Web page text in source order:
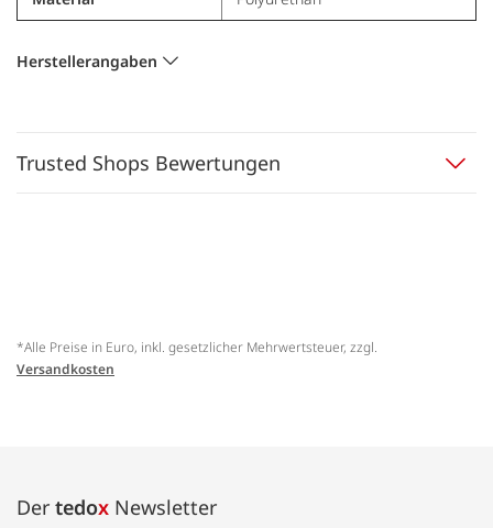
Herstellerangaben
Trusted Shops Bewertungen
*Alle Preise in Euro, inkl. gesetzlicher Mehrwertsteuer, zzgl.
Versandkosten
Der tedox Newsletter